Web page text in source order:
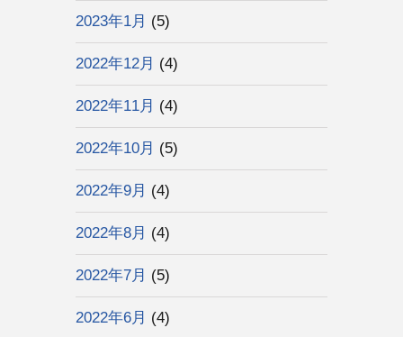
2023年1月 (5)
2022年12月 (4)
2022年11月 (4)
2022年10月 (5)
2022年9月 (4)
2022年8月 (4)
2022年7月 (5)
2022年6月 (4)